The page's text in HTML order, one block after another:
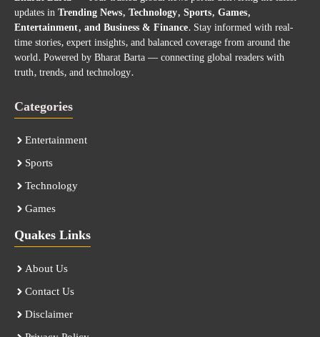
updates inTrending News, Technology, Sports, Games,
Entertainment, and Business & Finance. Stay informed with real-
time stories, expert insights, and balanced coverage from around the
world. Powered by Bharat Barta — connecting global readers with
truth, trends, and technology.
Categories
Entertainment
Sports
Technology
Games
Quakes Links
About Us
Contact Us
Disclaimer